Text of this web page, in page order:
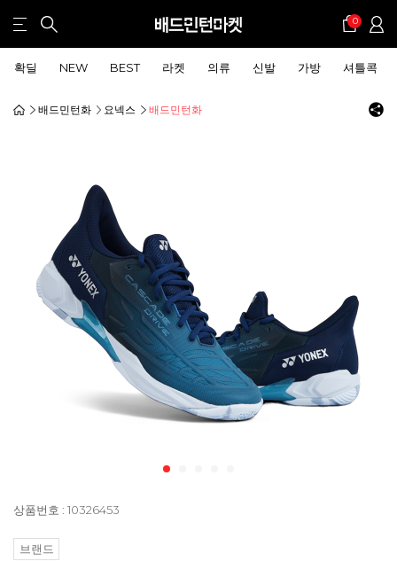
0
확딜 NEW BEST 라켓 의류 신발 가방 셔틀콕
배드민턴화 요넥스 배드민턴화
상품번호 : 10326453
브랜드